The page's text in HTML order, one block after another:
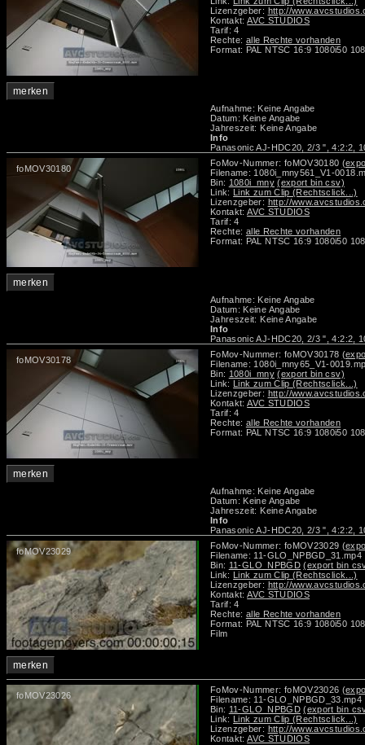
merken
Lizenzgeber: http://
Kontakt:AVC STUDIOS
Tarif: 4
Rechte: alle Rechte vorhanden
Format: PAL NTSC 16:9 1080i50
Aufnahme: Keine Angabe
Datum: Keine Angabe
Jahreszeit: Keine Angabe
Info
Panasonic AJ-HDC20, 2/3 ", 4:2:2,
foMOV30180
merken
FoMov-Nummer: foMOV30180
Filename: 1080i_mny561_V1-
Bin: 1080i_mny (export bin csv)
Link: Link zum Clip (Rechtsclick...)
Lizenzgeber: http://
Kontakt:AVC STUDIOS
Tarif: 4
Rechte: alle Rechte vorhanden
Format: PAL NTSC 16:9 1080i50
Aufnahme: Keine Angabe
Datum: Keine Angabe
Jahreszeit: Keine Angabe
Info
Panasonic AJ-HDC20, 2/3 ", 4:2:2,
foMOV30178
merken
FoMov-Nummer: foMOV30178
Filename: 1080i_mny65_V1-
Bin: 1080i_mny (export bin csv)
Link: Link zum Clip (Rechtsclick...)
Lizenzgeber: http://
Kontakt:AVC STUDIOS
Tarif: 4
Rechte: alle Rechte vorhanden
Format: PAL NTSC 16:9 1080i50
Aufnahme: Keine Angabe
Datum: Keine Angabe
Jahreszeit: Keine Angabe
Info
Panasonic AJ-HDC20, 2/3 ", 4:2:2,
foMOV23029
merken
FoMov-Nummer: foMOV23029
Filename: 11-GLO_NPBGD_31.mp4
Bin: 11-GLO_NPBGD (export bin
Link: Link zum Clip (Rechtsclick...)
Lizenzgeber: http://
Kontakt:AVC STUDIOS
Tarif: 4
Rechte: alle Rechte vorhanden
Format: PAL NTSC 16:9 1080i50
Film
foMOV23026
FoMov-Nummer: foMOV23026
Filename: 11-GLO_NPBGD_33.mp4
Bin: 11-GLO_NPBGD (export bin
Link: Link zum Clip (Rechtsclick...)
Lizenzgeber: http://
Kontakt:AVC STUDIOS